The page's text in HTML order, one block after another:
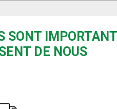
SONT
DE NOUS